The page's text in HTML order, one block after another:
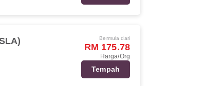
Bermula dari
RM 175.78
Harga/Org
Tempah